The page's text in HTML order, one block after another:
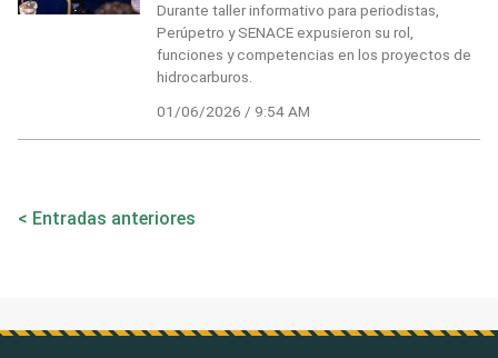
Durante taller informativo para periodistas,
Perúpetro y SENACE expusieron su rol,
funciones y competencias en los proyectos de
hidrocarburos.
01/06/2026 / 9:54 AM
Navegación
Entradas anteriores